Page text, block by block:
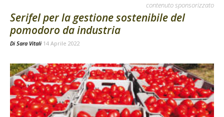
contenuto sponsorizzato
Serifel per la gestione sostenibile del
pomodoro da industria
Di Sara Vitali 14 Aprile 2022